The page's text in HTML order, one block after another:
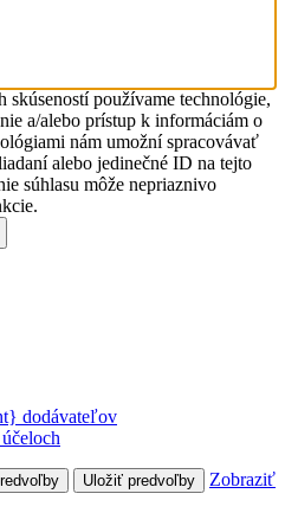
používame technológie,
a/alebo prístup k informáciám o
nám umožní spracovávať
alebo jedinečné ID na tejto
súhlasu môže nepriaznivo
dodávateľov
Uložiť predvoľby
Zobraziť